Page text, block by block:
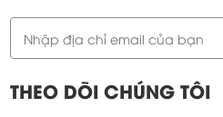
THEO DÕI CHÚNG TÔI